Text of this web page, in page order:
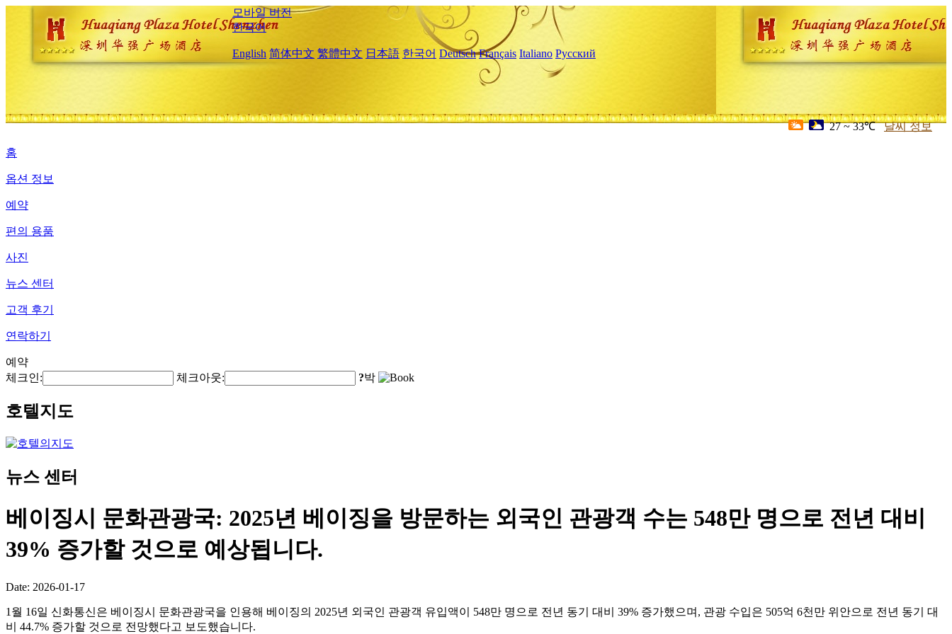
모바일 버전
한국어
English 简体中文 繁體中文 日本語 한국어 Deutsch Français Italiano Русский
27 ~ 33℃ 날씨 정보
홈
옵션 정보
예약
편의 용품
사진
뉴스 센터
고객 후기
연락하기
예약
체크인:
체크아웃: ?박
호텔지도
뉴스 센터
베이징시 문화관광국: 2025년 베이징을 방문하는 외국인 관광객 수는 548만 명으로 전년 대비
39% 증가할 것으로 예상됩니다.
Date: 2026-01-17
1월 16일 신화통신은 베이징시 문화관광국을 인용해 베이징의 2025년 외국인 관광객 유입액이 548만 명으로 전년 동기 대비 39% 증가했으며, 관광 수입은 505억 6천만 위안으로 전년 동기 대
비 44.7% 증가할 것으로 전망했다고 보도했습니다.